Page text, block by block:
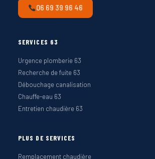
06 69 39 96 46
SERVICES 63
Urgence plomberie 63
Recherche de fuite 63
Débouchage canalisation
Chauffe-eau 63
Entretien chaudière 63
PLUS DE SERVICES
Remplacement chaudière